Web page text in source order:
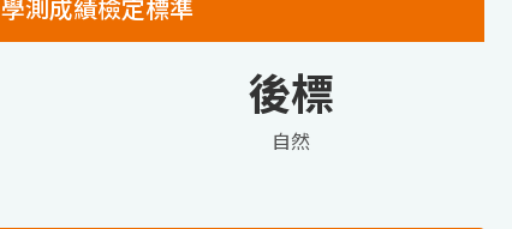
學測成績檢定標準
後標
自然